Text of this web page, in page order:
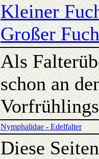
Kleiner
Großer
Als
schon an
Nymphalidae - Edelfalter
Diese